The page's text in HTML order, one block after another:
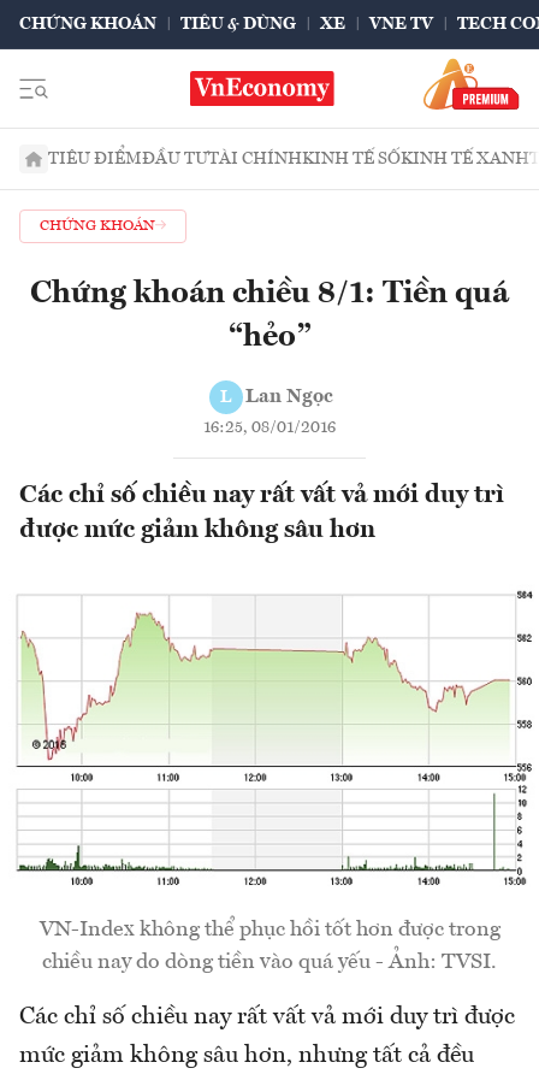
CHỨNG KHOÁN TIÊU & DÙNG XE VNE TV TECH
TIÊU ĐIỂMĐẦU TƯTÀI CHÍNHKINH TẾ SỐKINH TẾ XANH
CHỨNG KHOÁN
Chứng khoán chiều 8/1: Tiền quá
“hẻo”
L Lan Ngọc
16:25, 08/01/2016
Các chỉ số chiều nay rất vất vả mới duy trì
được mức giảm không sâu hơn
VN-Index không thể phục hồi tốt hơn được trong
chiều nay do dòng tiền vào quá yếu - Ảnh: TVSI.
Các chỉ số chiều nay rất vất vả mới duy trì được
mức giảm không sâu hơn, nhưng tất cả đều